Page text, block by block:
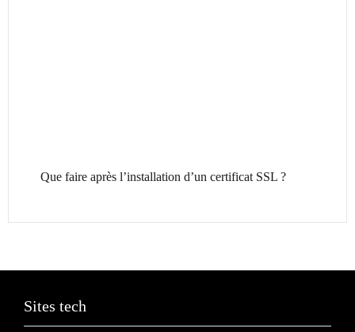
Que faire après l’installation d’un certificat SSL ?
Sites tech